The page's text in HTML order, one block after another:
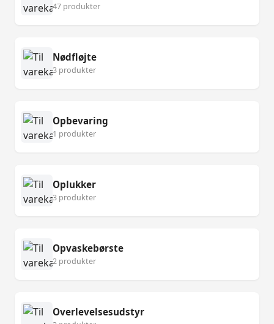
47 produkter
Nødfløjte
3 produkter
Opbevaring
1 produkter
Oplukker
3 produkter
Opvaskebørste
2 produkter
Overlevelsesudstyr